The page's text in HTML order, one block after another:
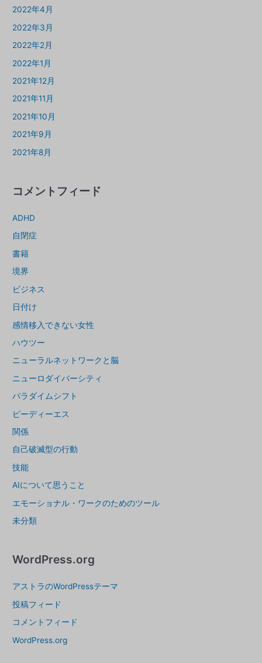
2022年4月
2022年3月
2022年2月
2022年1月
2021年12月
2021年11月
2021年10月
2021年9月
2021年8月
コメントフィード
ADHD
自閉症
書籍
境界
ビジネス
日付け
感情移入できない女性
ハウツー
ニューラルネットワークと脳
ニューロダイバーシティ
パラダイムシフト
ピーディーエス
関係
自己破滅型の行動
技能
AIについて思うこと
エモーショナル・ワークのためのツール
未分類
WordPress.org
アストラのWordPressテーマ
投稿フィード
コメントフィード
WordPress.org